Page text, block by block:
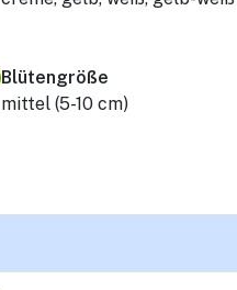
Blütengröße
mittel (5-10 cm)